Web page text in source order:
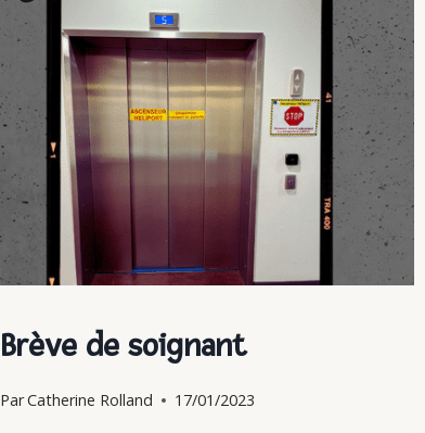
PARTIR
D’UNE
IMAGE
Brève de soignant
ParCatherine Rolland 17/01/2023